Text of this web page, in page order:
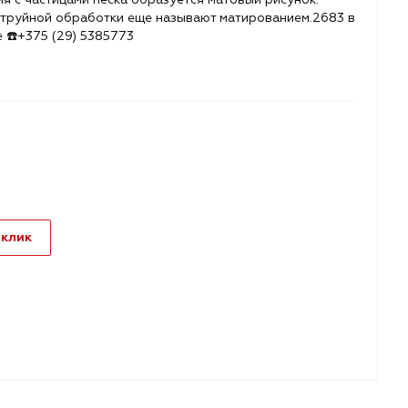
обработки еще называют матированием.2683 в
☎️+375 (29) 5385773